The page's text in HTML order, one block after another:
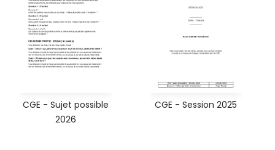
CGE - Sujet possible
2026
CGE - Session 2025